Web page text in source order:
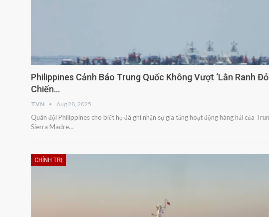
Philippines Cảnh Báo Trung Quốc Không Vượt ‘lằn Ranh
Chiến…
TVN Aug 28, 2025
Quân đội Philippines cho biết họ đã ghi nhận sự gia tăng hoạt động hàng hải của
Sierra Madre…
CHÍNH TRỊ